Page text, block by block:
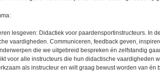
lesgeven: Didactiek voor paardensportinstructeurs. In
vaardigheden. Communiceren, feedback geven,
die we uitgebreid bespreken én zelfstandig
voor alle instructeurs die hun didactische vaardigheden
als instructeur en wilt graag bewust worden van